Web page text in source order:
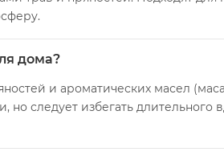
дома?
и ароматических масел
следует избегать длительного